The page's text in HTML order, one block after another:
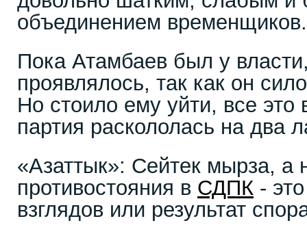
объединением временщиков.
Пока Атамбаев был у
проявлялось, так как он
Но стоило ему уйти, все
партия раскололась на два
«Азаттык»: Сейтек мырза, а
противостояния в СДПК -
взглядов или результат